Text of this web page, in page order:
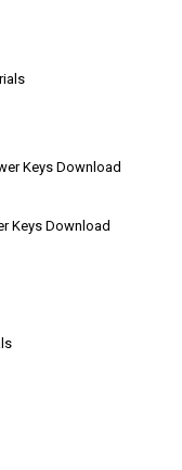
Keys Download
Keys Download